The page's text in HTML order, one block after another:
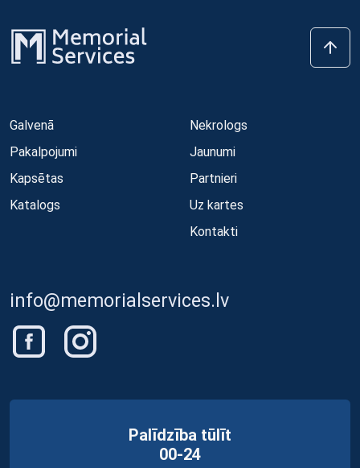
Galvenā
Pakalpojumi
Kapsētas
Katalogs
Nekrologs
Jaunumi
Partnieri
Uz kartes
Kontakti
info@memorialservices.lv
Palīdzība tūlīt
00-24